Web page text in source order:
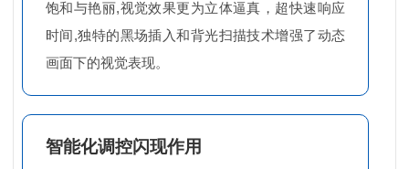
饱和与艳丽,视觉效果更为立体逼真，超快速响应
时间,独特的黑场插入和背光扫描技术增强了动态
画面下的视觉表现。
智能化调控闪现作用